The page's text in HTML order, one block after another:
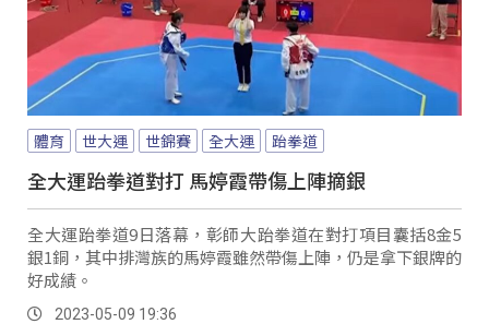
體育 世大運 世錦賽 全大運 跆拳道
全大運跆拳道對打 馬婷霞帶傷上陣摘銀
全大運跆拳道9日落幕，彰師大跆拳道在對打項目囊括8金5
銀1銅，其中排灣族的馬婷霞雖然帶傷上陣，仍是拿下銀牌的
好成績。
2023-05-09 19:36